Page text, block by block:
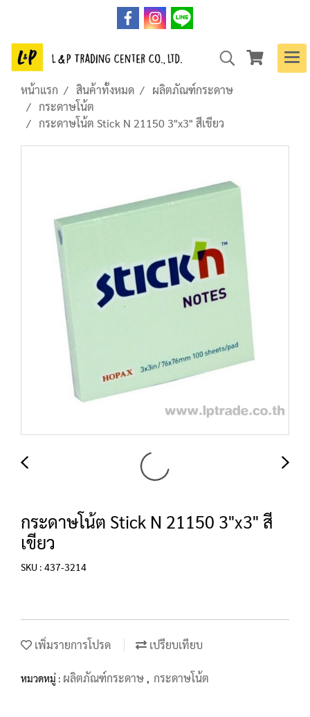
หน้าแรก สินค้าทั้งหมด
ผลิตภัณฑ์กระดาษ
กระดาษโน้ต
กระดาษโน้ต Stick N 21150 3"x3" สีเขียว
กระดาษโน้ต Stick N 21150 3"x3" สี
เขียว
SKU : 437-3214
เพิ่มรายการโปรด เปรียบเทียบ
หมวดหมู่ : ผลิตภัณฑ์กระดาษ , กระดาษโน้ต